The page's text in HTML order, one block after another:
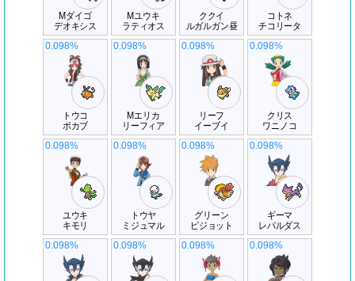
Mダイゴ
デオキシス
Mユウキ
ラティオス
ククイ
ルガルガン昼
コトネ
チコリータ
トウコ
ポカブ
0.098%
Mエリカ
リーフィア
0.098%
リーフ
イーブイ
0.098%
クリス
ワニノコ
0.098%
ユウキ
キモリ
0.098%
トウヤ
ミジュマル
0.098%
グリーン
ピジョット
0.098%
ギーマ
レパルダス
0.098%
0.098% 0.098% 0.098% 0.098%